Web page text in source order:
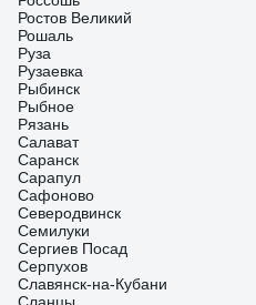
Ростов Великий
Рошаль
Руза
Рузаевка
Рыбинск
Рыбное
Рязань
Салават
Саранск
Сарапул
Сафоново
Северодвинск
Семилуки
Сергиев Посад
Серпухов
Славянск-на-Кубани